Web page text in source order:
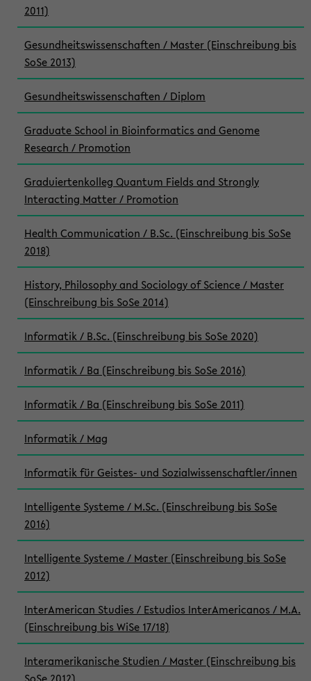
2011)
Gesundheitswissenschaften / Master (Einschreibung bis
SoSe 2013)
Gesundheitswissenschaften / Diplom
Graduate School in Bioinformatics and Genome
Research / Promotion
Graduiertenkolleg Quantum Fields and Strongly
Interacting Matter / Promotion
Health Communication / B.Sc. (Einschreibung bis SoSe
2018)
History, Philosophy and Sociology of Science / Master
(Einschreibung bis SoSe 2014)
Informatik / B.Sc. (Einschreibung bis SoSe 2020)
Informatik / Ba (Einschreibung bis SoSe 2016)
Informatik / Ba (Einschreibung bis SoSe 2011)
Informatik / Mag
Informatik für Geistes- und Sozialwissenschaftler/innen
Intelligente Systeme / M.Sc. (Einschreibung bis SoSe
2016)
Intelligente Systeme / Master (Einschreibung bis SoSe
2012)
InterAmerican Studies / Estudios InterAmericanos / M.A.
(Einschreibung bis WiSe 17/18)
Interamerikanische Studien / Master (Einschreibung bis